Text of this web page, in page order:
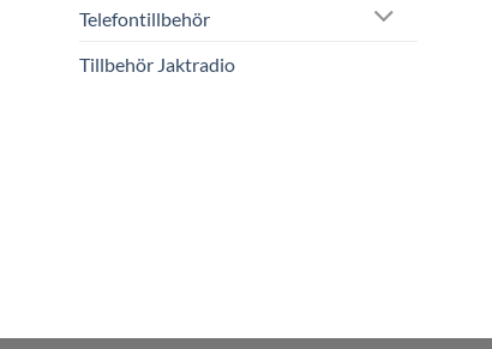
Telefontillbehör
Tillbehör Jaktradio